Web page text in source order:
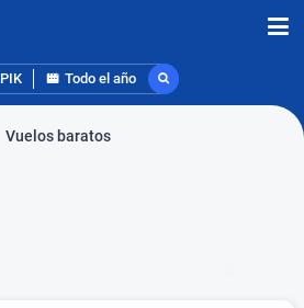
PIK Todo el año
Vuelos baratos